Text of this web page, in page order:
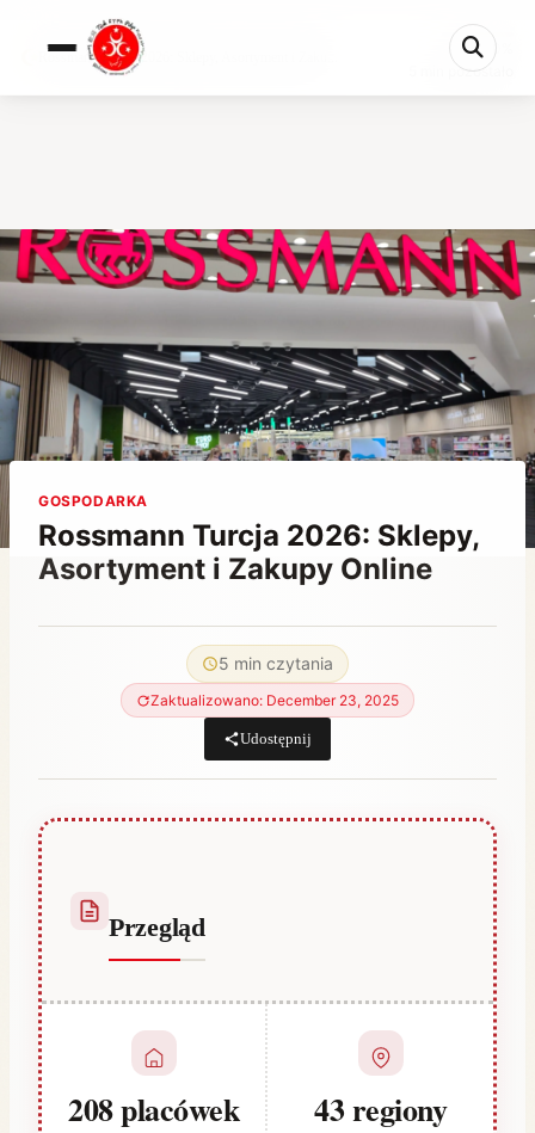
Rossmann Turcja 2026: Sklepy, Asortyment i Zaku...
5 min pozostało
GOSPODARKA
Rossmann Turcja 2026: Sklepy,
Asortyment i Zakupy Online
5 min czytania
Zaktualizowano: December 23, 2025
Udostępnij
Przegląd
208 placówek 43 regiony